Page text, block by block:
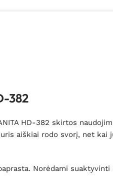
382
HD-382 skirtos
aiškiai rodo svorį, net kai
Norėdami